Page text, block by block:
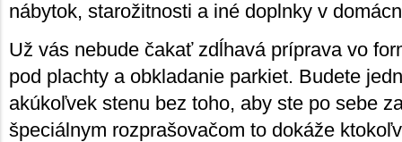
nábytok, starožitnosti a iné doplnky v
Už vás nebude čakať zdĺhavá príprava vo
pod plachty a obkladanie parkiet. Budete
akúkoľvek stenu bez toho, aby ste po sebe
špeciálnym rozprašovačom to dokáže